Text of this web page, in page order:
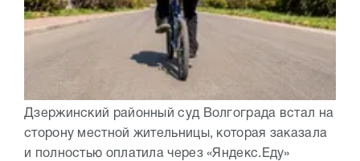
Дзержинский районный суд Волгограда встал на
сторону местной жительницы, которая заказала
и полностью оплатила через «Яндекс.Еду»